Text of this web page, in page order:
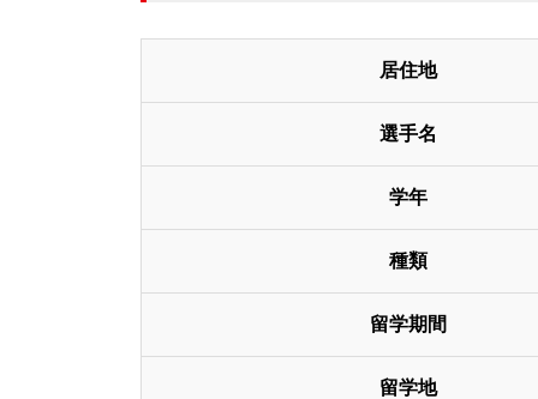
居住地
選手名
学年
種類
留学期間
留学地